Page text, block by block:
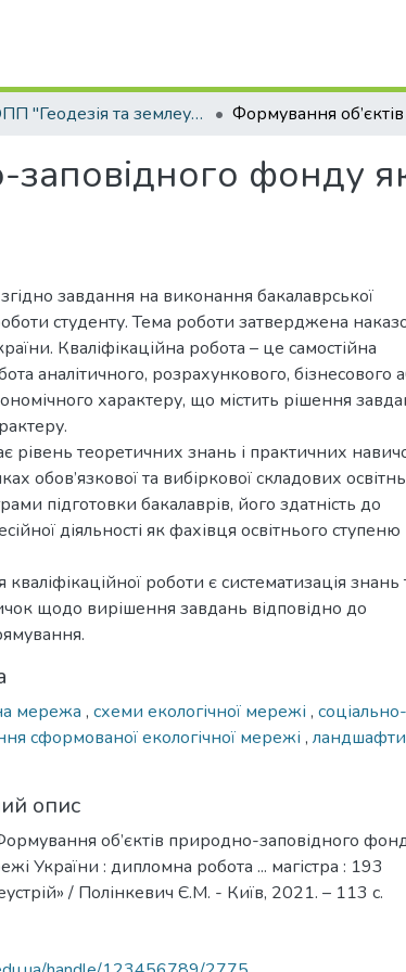
ОПП "Геодезія та землеустрій"
фонду
завдання на виконання бакалаврської
студенту. Тема роботи затверджена
Кваліфікаційна робота – це самостійна
аналітичного, розрахункового, бізнесового
характеру, що містить рішення
рівень теоретичних знань і практичних
обов’язкової та вибіркової складових
підготовки бакалаврів, його здатність до
діяльності як фахівця освітнього ступеню
роботи є систематизація знань
щодо вирішення завдань відповідно до
мережа , схеми екологічної мережі , соціально-
сформованої екологічної мережі , ландшафти
опис
об’єктів природно-заповідного
України : дипломна робота ... магістра : 193
/ Полінкевич Є.М. - Київ, 2021. – 113 с.